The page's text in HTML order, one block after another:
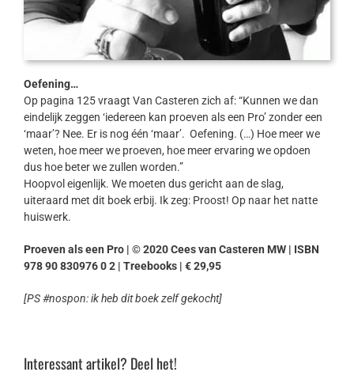
Oefening…
Op pagina 125 vraagt Van Casteren zich af: “Kunnen we dan
eindelijk zeggen ‘iedereen kan proeven als een Pro’ zonder een
‘maar’? Nee. Er is nog één ‘maar’. Oefening. (…) Hoe meer we
weten, hoe meer we proeven, hoe meer ervaring we opdoen
dus hoe beter we zullen worden.”
Hoopvol eigenlijk. We moeten dus gericht aan de slag,
uiteraard met dit boek erbij. Ik zeg: Proost! Op naar het natte
huiswerk.
Proeven als een Pro | © 2020 Cees van Casteren MW | ISBN
978 90 830976 0 2 | Treebooks | € 29,95
[PS #nospon: ik heb dit boek zelf gekocht]
Interessant artikel? Deel het!